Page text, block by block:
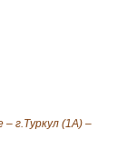
– г.Туркул (1А) –